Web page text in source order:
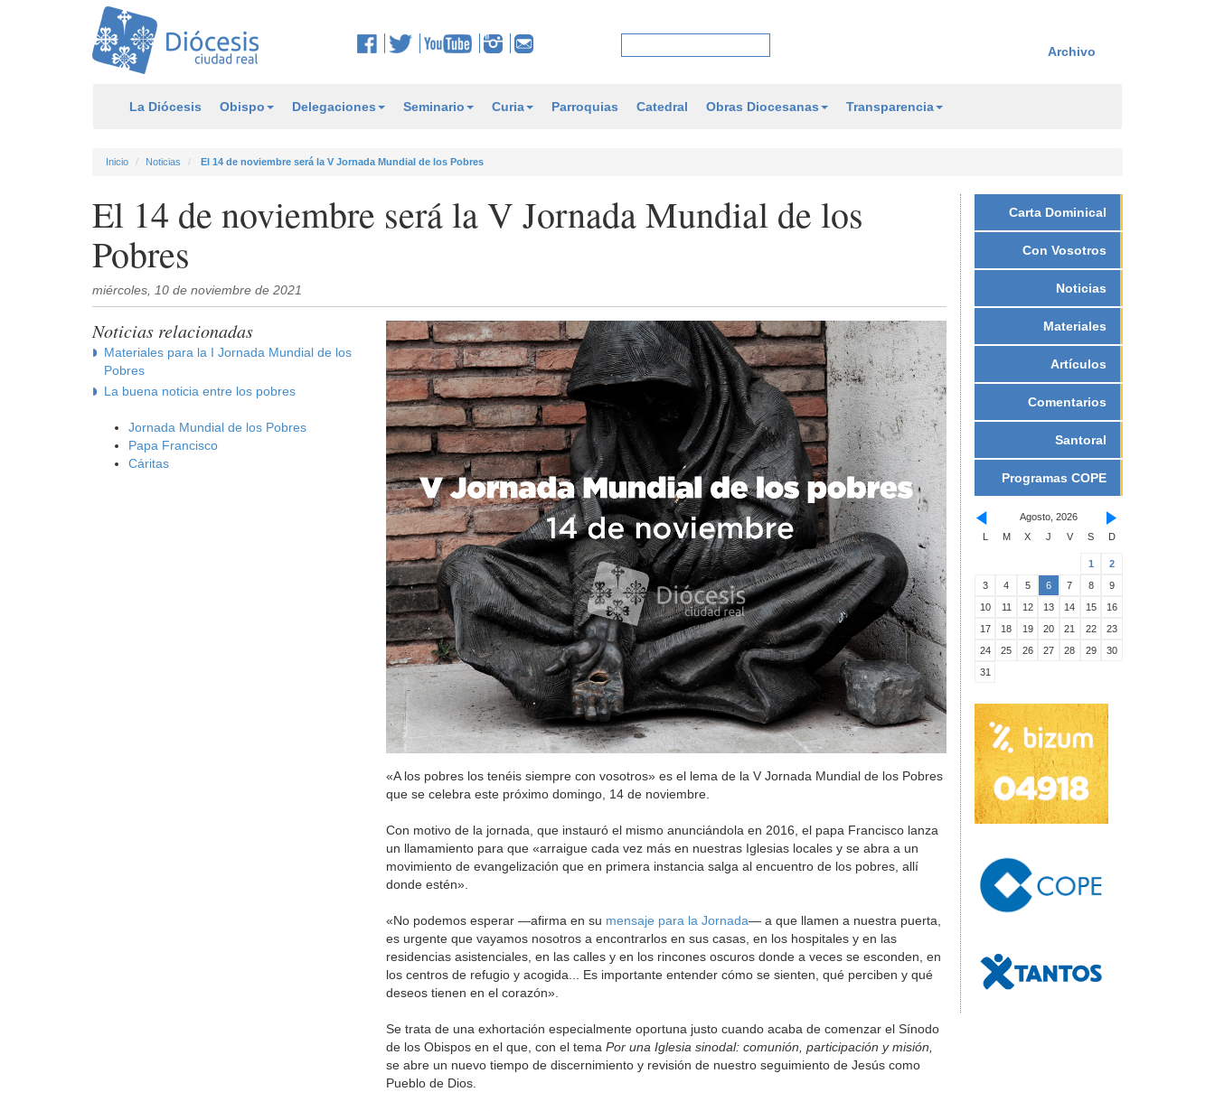
Archivo
La Diócesis Obispo Delegaciones Seminario Curia Parroquias Catedral Obras Diocesanas Transparencia
Inicio Noticias El 14 de noviembre será la V Jornada Mundial de los Pobres
El 14 de noviembre será la V Jornada Mundial de los
Pobres
miércoles, 10 de noviembre de 2021
Noticias relacionadas
Materiales para la I Jornada Mundial de los
Pobres
La buena noticia entre los pobres
Jornada Mundial de los Pobres
Papa Francisco
Cáritas
«A los pobres los tenéis siempre con vosotros» es el lema de la V Jornada Mundial de los Pobres
que se celebra este próximo domingo, 14 de noviembre.
Con motivo de la jornada, que instauró el mismo anunciándola en 2016, el papa Francisco lanza
un llamamiento para que «arraigue cada vez más en nuestras Iglesias locales y se abra a un
movimiento de evangelización que en primera instancia salga al encuentro de los pobres, allí
donde estén».
«No podemos esperar —afirma en su mensaje para la Jornada— a que llamen a nuestra puerta,
es urgente que vayamos nosotros a encontrarlos en sus casas, en los hospitales y en las
residencias asistenciales, en las calles y en los rincones oscuros donde a veces se esconden, en
los centros de refugio y acogida... Es importante entender cómo se sienten, qué perciben y qué
deseos tienen en el corazón».
Se trata de una exhortación especialmente oportuna justo cuando acaba de comenzar el Sínodo
de los Obispos en el que, con el tema Por una Iglesia sinodal: comunión, participación y misión,
se abre un nuevo tiempo de discernimiento y revisión de nuestro seguimiento de Jesús como
Pueblo de Dios.
Carta Dominical
Con Vosotros
Noticias
Materiales
Artículos
Comentarios
Santoral
Programas COPE
Agosto, 2026
L
M X J V S D
1
2
3
4 5 6 7 8
9
10
11 12 13 14 15
16
17
18 19 20 21 22
23
24
25 26 27 28 29
30
31